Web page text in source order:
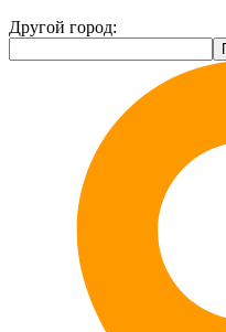
Другой город: